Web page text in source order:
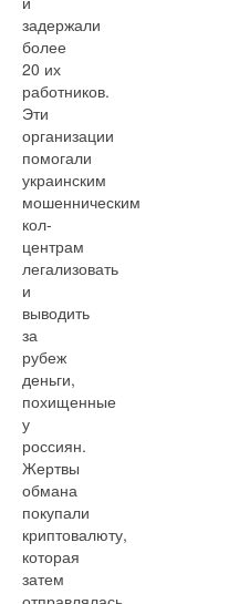
задержали
более
20 их
работников.
Эти
организации
помогали
украинским
мошенническим
кол-
центрам
легализовать
и
выводить
за
рубеж
деньги,
похищенные
у
россиян.
Жертвы
обмана
покупали
криптовалюту,
которая
затем